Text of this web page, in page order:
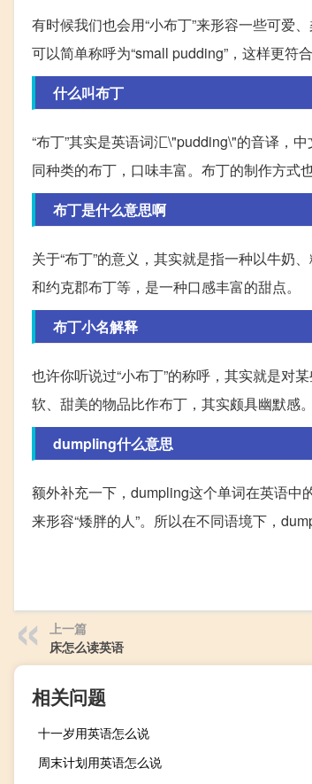
有时候我们也会用“小布丁”来形容一些可爱
可以简单称呼为“small pudding”，这样更符
什么叫布丁
“布丁”其实是英语词汇\"pudding\"的音译，
同种类的布丁，口味丰富。布丁的制作方式
布丁是什么意思啊
关于“布丁”的意义，其实就是指一种以牛奶
和约克郡布丁等，是一种口感丰富的甜点。
布丁小名解释
也许你听说过“小布丁”的称呼，其实就是对
软、甜美的物品比作布丁，其实颇具幽默感。
dumpling什么意思
额外补充一下，dumpling这个单词在英语中
来形容“矮胖的人”。所以在不同语境下，
上一篇
床怎么读英语
相关问题
十一岁用英语怎么说
周末计划用英语怎么说